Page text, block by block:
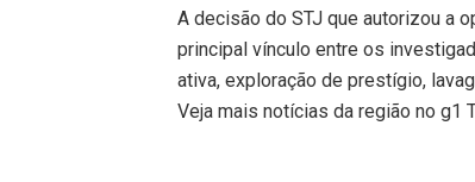
A decisão do STJ que autorizou a
principal vínculo entre os
ativa, exploração de prestígio,
Veja mais notícias da região no g1